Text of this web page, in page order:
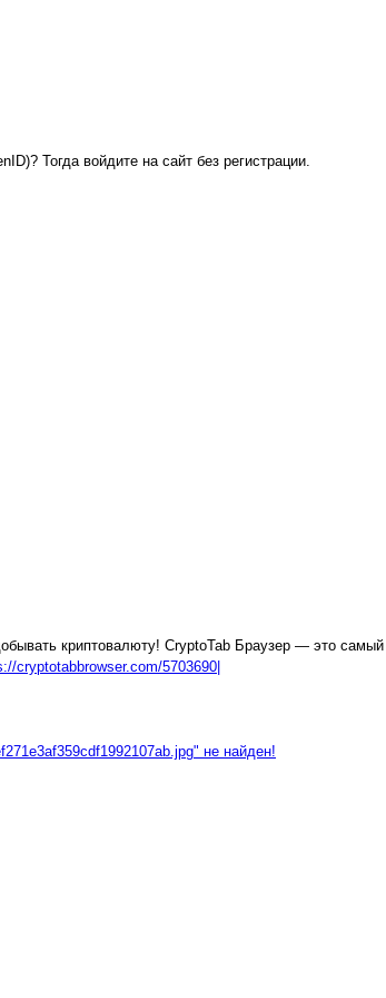
Тогда войдите на сайт без регистрации.
криптовалюту! CryptoTab Браузер — это
cryptotabbrowser.com/5703690|
не найден!